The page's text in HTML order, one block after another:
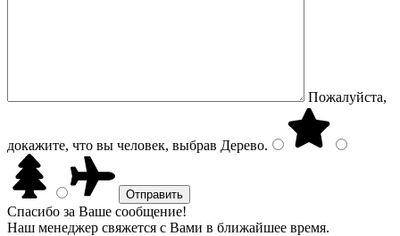
Пожалуйста,
докажите, что вы человек, выбрав Дерево.
Спасибо за Ваше сообщение!
Наш менеджер свяжется с Вами в ближайшее время.